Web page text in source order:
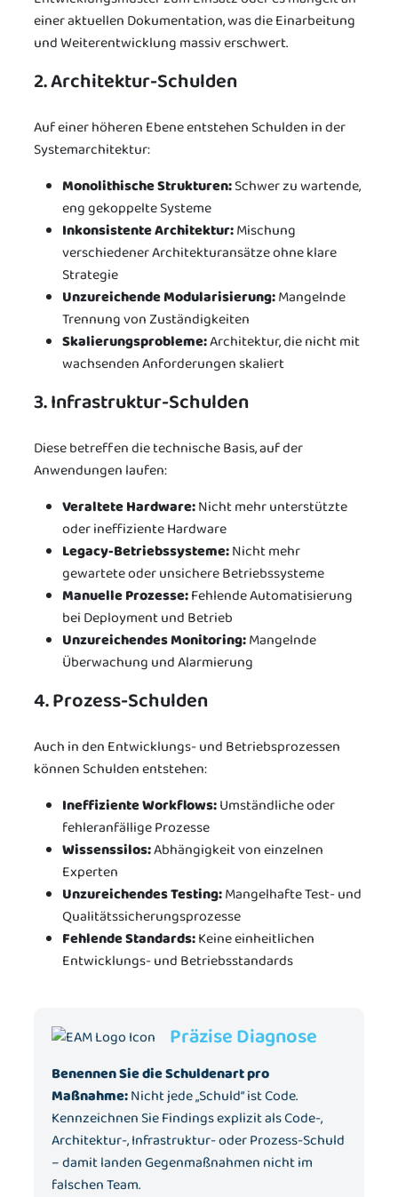
einer aktuellen Dokumentation, was die Einarbeitung
und Weiterentwicklung massiv erschwert.
2. Architektur-Schulden
Auf einer höheren Ebene entstehen Schulden in der
Systemarchitektur:
Monolithische Strukturen:Schwer zu wartende,
eng gekoppelte Systeme
Inkonsistente Architektur:Mischung
verschiedener Architekturansätze ohne klare
Strategie
Unzureichende Modularisierung:Mangelnde
Trennung von Zuständigkeiten
Skalierungsprobleme:Architektur, die nicht mit
wachsenden Anforderungen skaliert
3. Infrastruktur-Schulden
Diese betreffen die technische Basis, auf der
Anwendungen laufen:
Veraltete Hardware:Nicht mehr unterstützte
oder ineffiziente Hardware
Legacy-Betriebssysteme:Nicht mehr
gewartete oder unsichere Betriebssysteme
Manuelle Prozesse:Fehlende Automatisierung
bei Deployment und Betrieb
Unzureichendes Monitoring:Mangelnde
Überwachung und Alarmierung
4. Prozess-Schulden
Auch in den Entwicklungs- und Betriebsprozessen
können Schulden entstehen:
Ineffiziente Workflows:Umständliche oder
fehleranfällige Prozesse
Wissenssilos:Abhängigkeit von einzelnen
Experten
Unzureichendes Testing:Mangelhafte Test- und
Qualitätssicherungsprozesse
Fehlende Standards:Keine einheitlichen
Entwicklungs- und Betriebsstandards
Präzise Diagnose
Benennen Sie die Schuldenart pro
Maßnahme:Nicht jede „Schuld“ ist Code.
Kennzeichnen Sie Findings explizit als Code-,
Architektur-, Infrastruktur- oder Prozess-Schuld
– damit landen Gegenmaßnahmen nicht im
falschen Team.